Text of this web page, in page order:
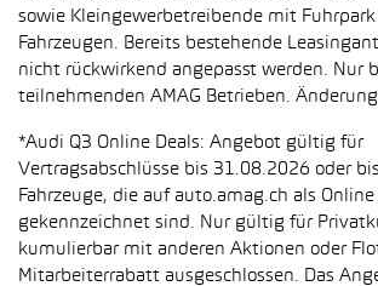
sowie Kleingewerbetreibende mit Fuhrpark
Fahrzeugen. Bereits bestehende
nicht rückwirkend angepasst werden. Nur
teilnehmenden AMAG Betrieben.
*Audi Q3 Online Deals: Angebot gültig für
Vertragsabschlüsse bis 31.08.2026 oder
Fahrzeuge, die auf auto.amag.ch als Online
gekennzeichnet sind. Nur gültig für
kumulierbar mit anderen Aktionen oder
Mitarbeiterrabatt ausgeschlossen. Das